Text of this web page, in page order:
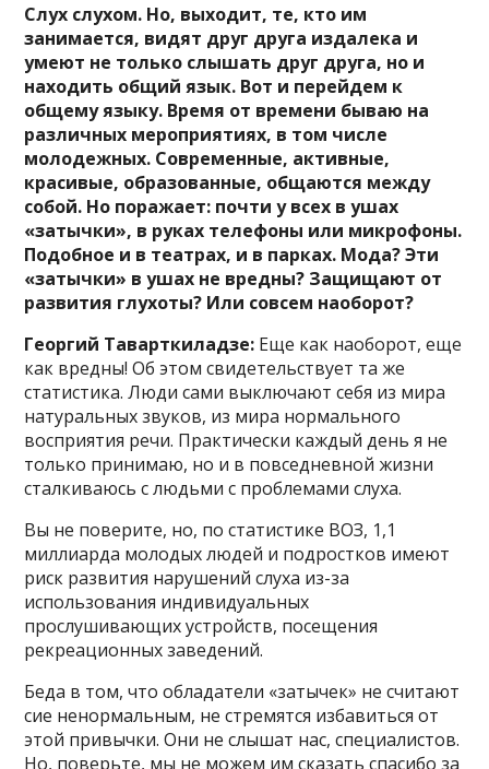
Слух слухом. Но, выходит, те, кто им
занимается, видят друг друга издалека и
умеют не только слышать друг друга, но и
находить общий язык. Вот и перейдем к
общему языку. Время от времени бываю на
различных мероприятиях, в том числе
молодежных. Современные, активные,
красивые, образованные, общаются между
собой. Но поражает: почти у всех в ушах
«затычки», в руках телефоны или микрофоны.
Подобное и в театрах, и в парках. Мода? Эти
«затычки» в ушах не вредны? Защищают от
развития глухоты? Или совсем наоборот?
Георгий Таварткиладзе: Еще как наоборот, еще
как вредны! Об этом свидетельствует та же
статистика. Люди сами выключают себя из мира
натуральных звуков, из мира нормального
восприятия речи. Практически каждый день я не
только принимаю, но и в повседневной жизни
сталкиваюсь с людьми с проблемами слуха.
Вы не поверите, но, по статистике ВОЗ, 1,1
миллиарда молодых людей и подростков имеют
риск развития нарушений слуха из-за
использования индивидуальных
прослушивающих устройств, посещения
рекреационных заведений.
Беда в том, что обладатели «затычек» не считают
сие ненормальным, не стремятся избавиться от
этой привычки. Они не слышат нас, специалистов.
Но, поверьте, мы не можем им сказать спасибо за